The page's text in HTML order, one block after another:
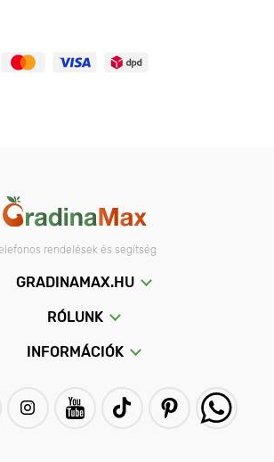
rendelések és segítség
GRADINAMAX.HU
RÓLUNK
INFORMÁCIÓK